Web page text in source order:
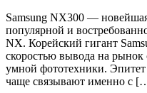
Samsung NX300 —
популярной и
NX. Корейский гигант
скоростью вывода на
умной фототехники.
чаще связывают именно с